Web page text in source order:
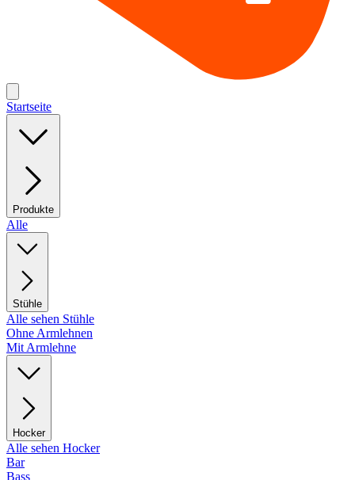
Startseite
Produkte
Alle
Stühle
Alle sehen Stühle
Ohne Armlehnen
Mit Armlehne
Hocker
Alle sehen Hocker
Bar
Bass